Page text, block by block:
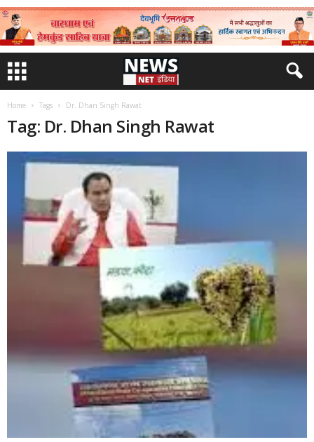
Home Tags Dr. Dhan Singh Rawat
Tag: Dr. Dhan Singh Rawat